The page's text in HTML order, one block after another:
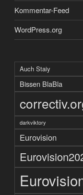
Kommentar-Feed
WordPress.org
Auch Staiy
Bissen BlaBla
darkviktory
Eurovision